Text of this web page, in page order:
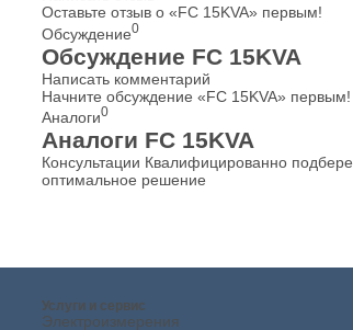
Оставьте отзыв о «FC 15KVA» первым!
Обсуждение0
Обсуждение FC 15KVA
Написать комментарий
Начните обсуждение «FC 15KVA» первым!
Аналоги0
Аналоги FC 15KVA
Консультации Квалифицированно
оптимальное решение
Услуги и сервис
Электроизмерения